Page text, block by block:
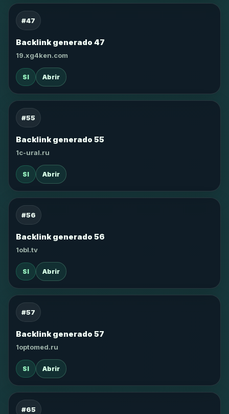
#47
Backlink generado 47
19.xg4ken.com
SI Abrir
#55
Backlink generado 55
1c-ural.ru
SI Abrir
#56
Backlink generado 56
1obl.tv
SI Abrir
#57
Backlink generado 57
1optomed.ru
SI Abrir
#65